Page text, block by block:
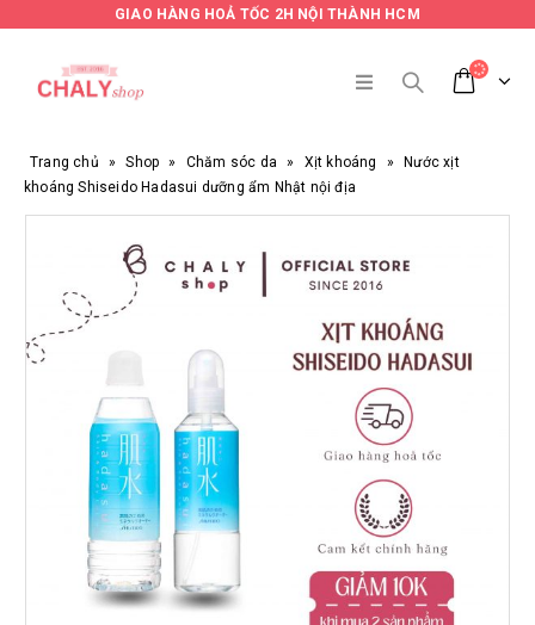
GIAO HÀNG HOẢ TỐC 2H NỘI THÀNH HCM
Trang chủ » Shop » Chăm sóc da » Xịt khoáng »
Nước xịt
khoáng Shiseido Hadasui dưỡng ẩm Nhật nội địa